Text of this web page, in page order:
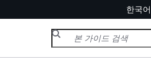
한국어